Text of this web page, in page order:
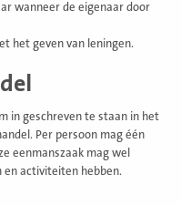
wanneer de eigenaar door
het geven van leningen.
in geschreven te staan in het
Per persoon mag één
eenmanszaak mag wel
en activiteiten hebben.